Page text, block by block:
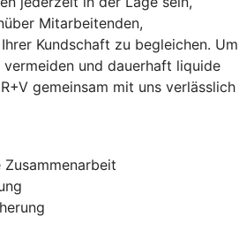
Mitarbeitenden,
Kundschaft zu begleichen. Um
und dauerhaft liquide
gemeinsam mit uns verlässlich